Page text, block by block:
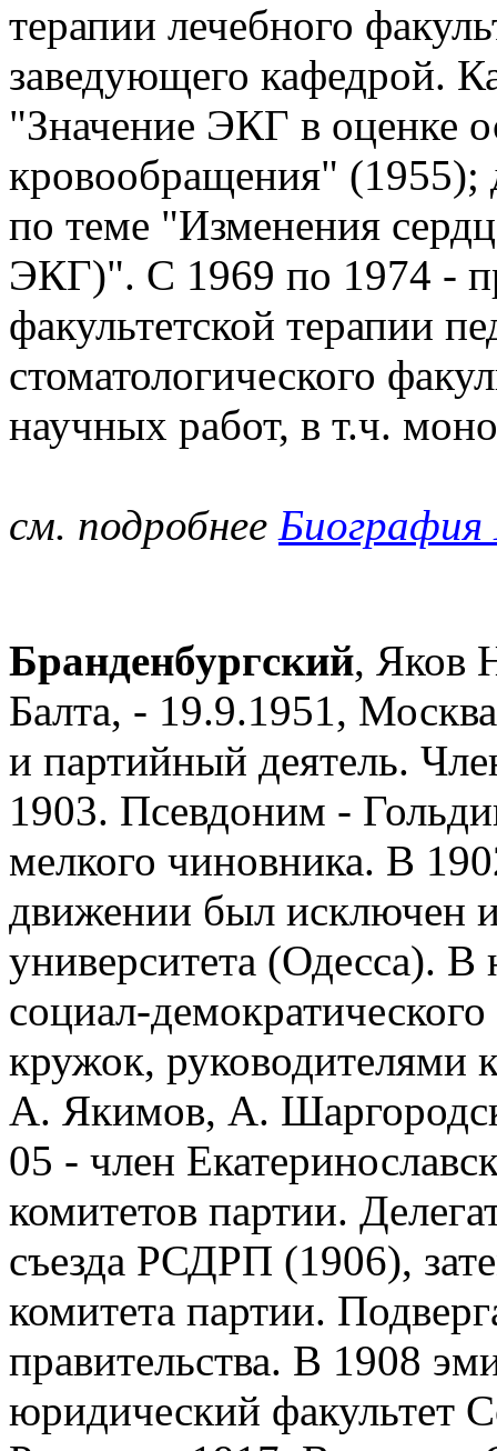
терапии лечебного
заведующего кафедрой.
"Значение ЭКГ в оценке
кровообращения" (1955);
по теме "Изменения
ЭКГ)". С 1969 по 1974 -
факультетской терапии
стоматологического
научных работ, в т.ч.
см. подробнее
Бранденбургский, Яков
Балта, - 19.9.1951,
и партийный деятель.
1903. Псевдоним -
мелкого чиновника. В
движении был исключен
университета (Одесса). В
социал-
кружок, руководителями
А. Якимов, А.
05 - член
комитетов партии.
съезда РСДРП (1906),
комитета партии.
правительства. В 1908
юридический факультет